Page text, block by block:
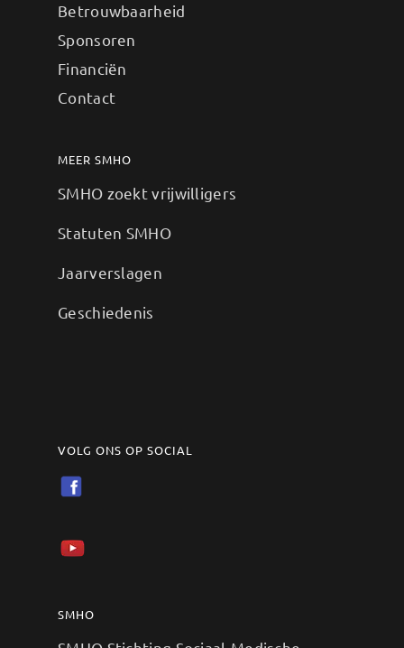
Betrouwbaarheid
Sponsoren
Financiën
Contact
MEER SMHO
SMHO zoekt vrijwilligers
Statuten SMHO
Jaarverslagen
Geschiedenis
VOLG ONS OP SOCIAL
SMHO